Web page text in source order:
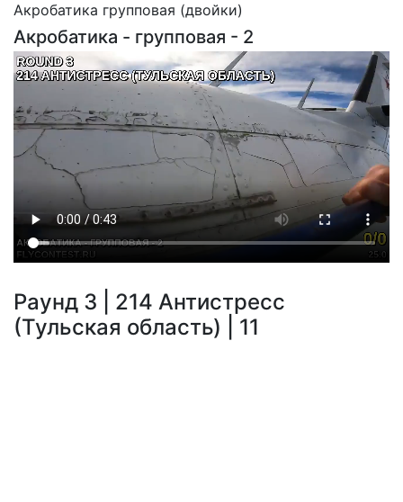
Акробатика групповая (двойки)
Акробатика - групповая - 2
Раунд 3 | 214 Антистресс
(Тульская область) | 11